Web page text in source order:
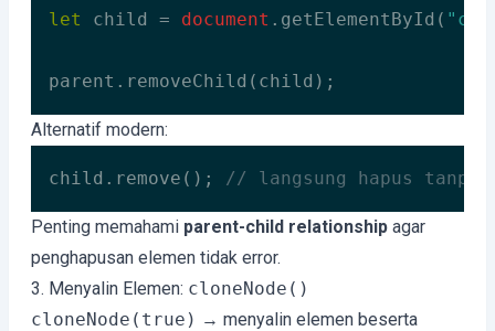
let
child = document .getElementById(
parent.removeChild(child);
Code language: JavaScript
Alternatif modern:
child.remove(); // langsung hapus tanpa
Code language: JavaScript (javascript)
Penting memahami parent-child relationship agar
penghapusan elemen tidak error.
3. Menyalin Elemen: cloneNode()
cloneNode(true) → menyalin elemen beserta